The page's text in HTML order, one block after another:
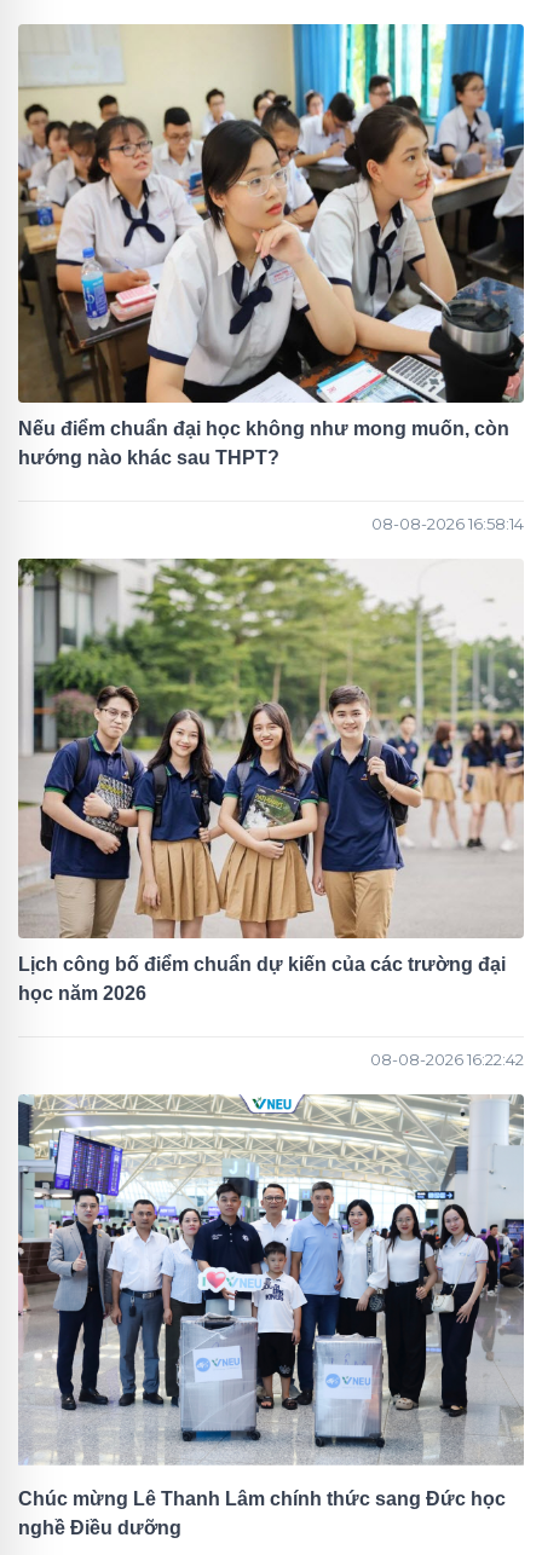
Nếu điểm chuẩn đại học không như mong muốn, còn
hướng nào khác sau THPT?
08-08-2026 16:58:14
Lịch công bố điểm chuẩn dự kiến của các trường đại
học năm 2026
08-08-2026 16:22:42
Chúc mừng Lê Thanh Lâm chính thức sang Đức học
nghề Điều dưỡng